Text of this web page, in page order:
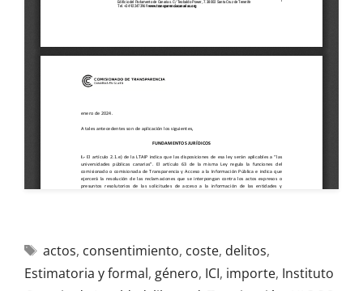
actos, consentimiento, coste, delitos,
Estimatoria y formal, género, ICI, importe, Instituto